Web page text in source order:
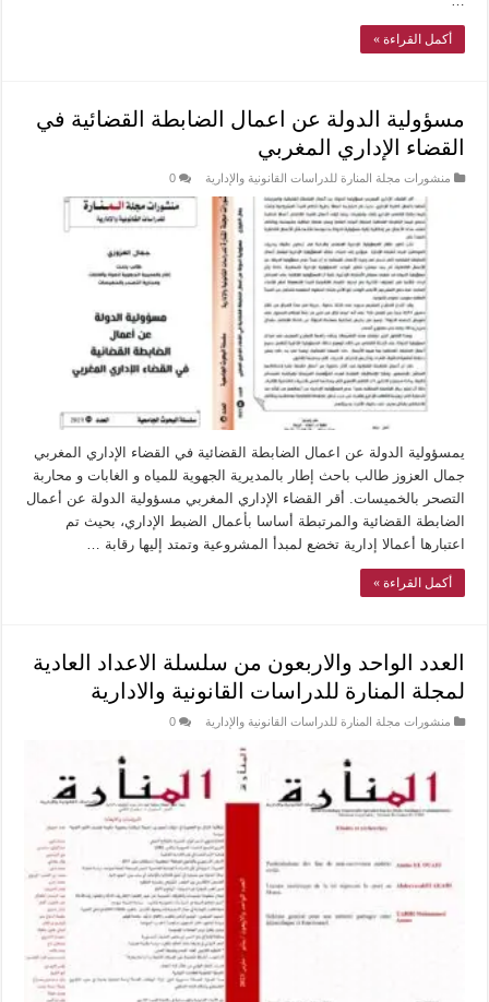
أكمل القراءة »
مسؤولية الدولة عن اعمال الضابطة القضائية في
القضاء الإداري المغربي
منشورات مجلة المنارة للدراسات القانونية والإدارية 0
يمسؤولية الدولة عن اعمال الضابطة القضائية في القضاء الإداري المغربي
جمال العزوز طالب باحث إطار بالمديرية الجهوية للمياه و الغابات و محاربة
التصحر بالخميسات. أقر القضاء الإداري المغربي مسؤولية الدولة عن أعمال
الضابطة القضائية والمرتبطة أساسا بأعمال الضبط الإداري، بحيث تم
اعتبارها أعمالا إدارية تخضع لمبدأ المشروعية وتمتد إليها رقابة …
أكمل القراءة »
العدد الواحد والاربعون من سلسلة الاعداد العادية
لمجلة المنارة للدراسات القانونية والادارية
منشورات مجلة المنارة للدراسات القانونية والإدارية 0